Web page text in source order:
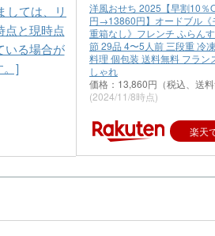
洋風おせち 2025【早割10％
円→13860円】オードブル《
重箱なし》フレンチ ふらん
節 29品 4〜5人前 三段重 冷
料理 個包装 送料無料 フラン
しゃれ
価格：13,860円（税込、送
(2024/11/8時点)
楽天